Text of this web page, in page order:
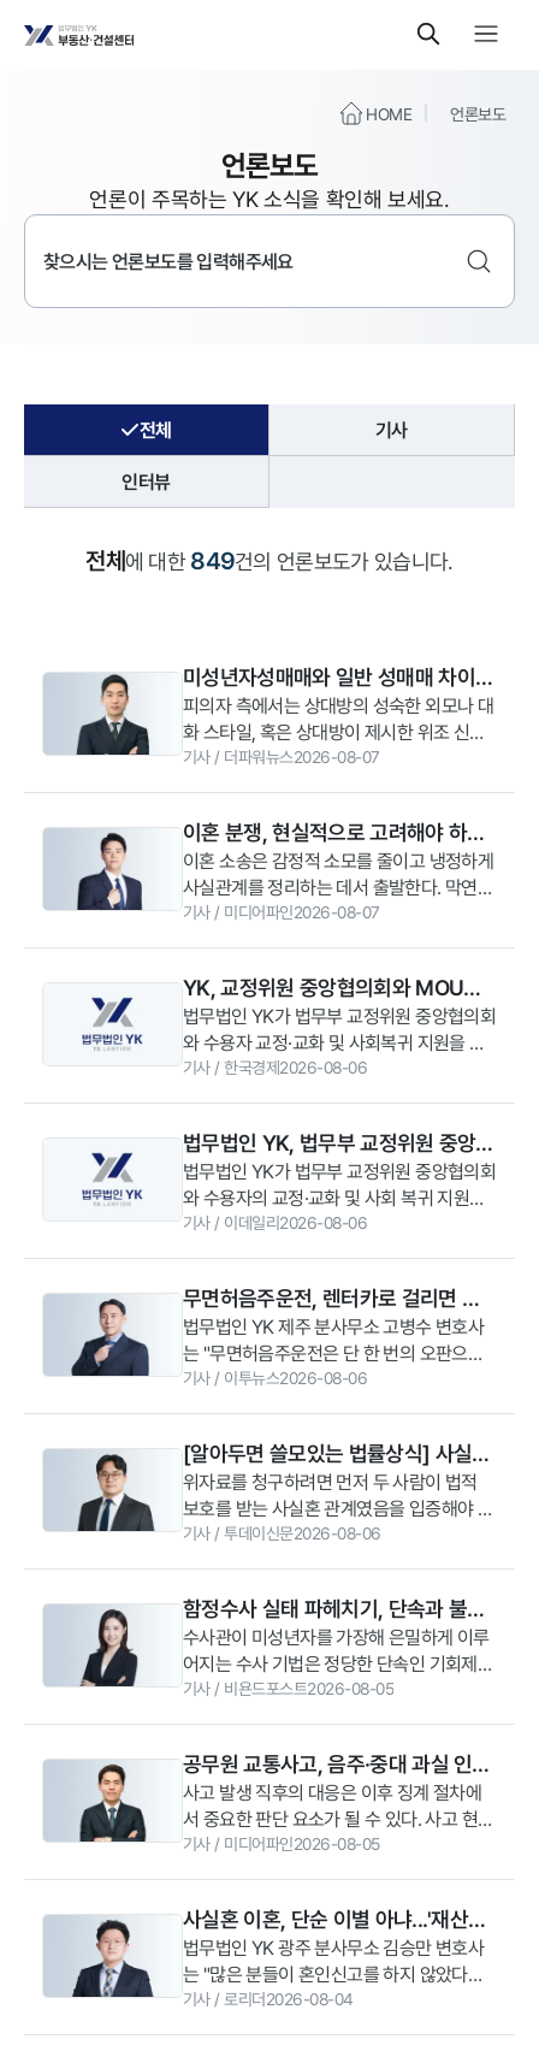
HOME 언론보도
언론보도
언론이 주목하는 YK 소식을 확인해 보세요.
전체
기사
인터뷰
전체에 대한849건의 언론보도가 있습니다.
미성년자성매매와 일반 성매매 차이
점, 아청법 처벌 기준 파헤치기
피의자 측에서는 상대방의 성숙한 외모나 대
화 스타일, 혹은 상대방이 제시한 위조 신분
증 등을 이유로 미성년자인 줄 몰랐다고 주
들이지 않는다. 대화가 이루어진 플랫폼의
특성, 이용한 애플리케이션의 연령 제한 여
부, 나누었던 메시지의 내용과 어조, 거래 금
액, 만남이 이루어진 시간과 장소 등 객관적
인 정황 증거를 종합적으로 검토하여 미성년
한다. 미성년자일 가능성을 미약하게나마 인
식했음에도 행위를 이어갔다면 '미필적 고
의'가 인정되어 처벌을 피하기 어렵다.
기사/ 더파워뉴스2026-08-07
이혼 분쟁, 현실적으로 고려해야 하는
핵심 쟁점은? [박수찬 변호사 칼럼]
이혼 소송은 감정적 소모를 줄이고 냉정하게
사실관계를 정리하는 데서 출발한다. 막연한
추측으로 권리를 포기하기보다, 구체적인 증
분사무소 박수찬 변호사)
기사/ 미디어파인2026-08-07
YK, 교정위원 중앙협의회와 MOU…
수용자 교화·법률지원 협력 [로앤비즈
브리핑]
법무법인 YK가 법무부 교정위원 중앙협의회
와 수용자 교정·교화 및 사회복귀 지원을 위
한 업무협약(MOU)을 체결했다고 6일 발표
다.1998년 설립된 교정위원 중앙협의회는
법무부 산하 협의체로 전국 4700여 명의 교
정위원을 대표하는 기관이다. 종교인과 상담
전문가, 심리치료사, 사회복지사 등 다양한
직군으로 구성돼 있다. 수용자 교정교화, 직
운영 등을 지원하고 있다.YK는 향후 중앙협
의회 운영 및 행정에 필요한 제반 법률 자문
을 제공할 계획이다. 전국 교정위원 및 그 가
족을 대상으로 무료 법률 상담 등 다양한 혜
택을 제공하며 교정 봉사 활동 중 발생하는
법적 고충에 대해서도 법률 조력을 지원한다
는 구상이다.YK는 이번 협약 이전부터 사내
교정 봉사단체인 ‘희망지원단’을 통해 전국
교정시설 지원 사업을 진행했다. 총 56명 규
모인 희망지원단은 김동현 고문이 이끌고 있
다. 희망지원단은 서울·대구·대전·광주 등 전
국 4개 지방교정청 및 산하 교도소·구치소에
서 수용자 교화 멘토링, 법률 상담 및 교화 프
로그램에 참여하고 있다.강경훈 YK 대표변
호사는 “교정은 수용자가 다시 사회의 일원
으로 건강하게 돌아갈 수 있도록 돕는 중요
한 과정”이라며 “수용자와 그 가족들이 겪는
법률적 어려움을 지원하기 위해 YK 변호사
들이 법률 상담과 교화 멘토링 등에 적극 동
참할 것”이라고 말했다.
기사/한국경제2026-08-06
법무법인 YK, 법무부 교정위원 중앙협
의회와 수용자 지원 MOU
법무법인 YK가 법무부 교정위원 중앙협의회
와 수용자의 교정·교화 및 사회 복귀 지원을
위한 업무협약(MOU)을 체결했다. YK는 이
한 멘토링 지원에도 나설 계획이다.6일 YK
에 따르면 협약식은 지난 5일 서울 강남구
YK 주사무소에서 열렸다. 행사에는 강경훈
법무법인 YK 대표변호사를 비롯해 김동현
고문위원, 김보경 파트너변호사, 장철원 변
(CPO) 등이 참석했다. 교정위원 중앙협의회
에서는 유동근 회장, 임영춘 수석부회장, 성
강민 사무총장 등이 자리했다.교정위원 중앙
협의회는 1998년 설립된 법무부 산하 협의
체로 전국 4700여 명의 교정위원을 대표하
는 기관이다. 종교인과 상담 전문가, 심리치
료사, 사회복지사 등으로 구성돼 있으며 수
용자 상담과 교정·교화 프로그램 운영, 직업
훈련 지원, 사회 복귀 지원 등의 활동을 펼치
고 있다.이번 협약에 따라 양측은 수용자의
교정·교화 사업 지원과 함께 교정위원 및 가
족을 대상으로 한 법률 지원 체계를 마련하
기로 했다.YK는 중앙협의회 운영 과정에서
필요한 법률 자문을 제공하고 전국 교정위원
과 가족을 대상으로 무료 법률 상담을 진행
할 예정이다. 또한 교정 봉사 활동 과정에서
발생할 수 있는 법률적 문제에 대해서도 조
력할 방침이다.앞서 YK는 사내 교정 봉사 조
직인 ‘희망지원단’을 통해 교정시설 지원 활
동을 진행해왔다. 김동현 고문을 단장으로
변호사와 관계자 등 56명이 참여하고 있으
기사/ 이데일리2026-08-06
무면허음주운전, 렌터카로 걸리면 어
떻게 될까? 면허 취소자들이 간과하는
법적 리스크
법무법인 YK 제주 분사무소 고병수 변호사
는 "무면허음주운전은 단 한 번의 오판으로
도 형사처벌과 천문학적인 민사상 손해배상
형 선고 가능성이 매우 높으며, 집행유예 기
간 중 재범인 경우에는 구속 수사를 피하기
어렵다”라며 “만약 불미스러운 사고에 휘말
렸다면 혼자서 임의로 판단해 진술을 번복하
거나 섣부른 합의를 시도하기보다, 사건 발
권익 보호에 힘써야 한다”라고 말했다.
기사/ 이투뉴스2026-08-06
[알아두면 쓸모있는 법률상식] 사실혼
이혼, 학벌·재력 속인 배우자에게 위자
료 청구할 수 있을까
위자료를 청구하려면 먼저 두 사람이 법적
보호를 받는 사실혼 관계였음을 입증해야 한
다. 사실혼을 증명하는 별도의 공식 서류는
필요하다. 결혼식이나 상견례 사진, 지인들
의 진술서, 공동 금융거래 내역, 주민등록등
본 등이 주요 증거로 활용될 수 있다.이와 함
께 기망행위가 사실혼 파탄의 주된 원인이었
음을 입증하는 과정도 필요하다. 단순한 과
결정할 정도의 중대한 기망이 있었는지, 기
망이 지속된 기간과 진실을 알게 된 이후 어
떤 경위로 관계가 파탄에 이르렀는지 등이
중요한 판단 요소가 된다. 또한 불면증, 직장
내 명예 실추, 가족 관계 악화 등 피해자가 겪
은 정신적·사회적 손해를 객관적인 자료로
입증하면 위자료 산정에도 도움이 될 수 있
다.
기사/투데이신문2026-08-06
함정수사 실태 파헤치기, 단속과 불법
사이의 결정적 차이
수사관이 미성년자를 가장해 은밀하게 이루
어지는 수사 기법은 정당한 단속인 기회제공
형 수사와 위법한 범의유발형 함정수사의 경
범죄 의도가 미리 존재했는지를 대화록에 정
황 증거를 바탕으로 치밀하게 분석하여 수사
절차의 정당성을 따져야 한다.
기사/ 비욘드포스트2026-08-05
공무원 교통사고, 음주·중대 과실 인정
되면 징계까지 이어질 수 있어 [곽태영
변호사 칼럼]
사고 발생 직후의 대응은 이후 징계 절차에
서 중요한 판단 요소가 될 수 있다. 사고 현장
에서는 이탈하지 않고 부상자 구호와 경찰
인 자료를 확보하는 것도 중요하다. 형사 절
차와 징계 절차가 별도로 진행될 수 있는 공
무원 교통사고는 초기 대응 과정에서 사실관
계를 명확히 정리하고 적절한 대응 방향을
마련하는 것이 필요하다.공무원 교통사고는
기사/ 미디어파인2026-08-05
사실혼 이혼, 단순 이별 아냐...'재산분
할·위자료' 법적 공방 이어지는 이유
법무법인 YK 광주 분사무소 김승만 변호사
는 "많은 분들이 혼인신고를 하지 않았다는
이유만으로 헤어질 때 자신의 법적 권리를
기사/로리더2026-08-04